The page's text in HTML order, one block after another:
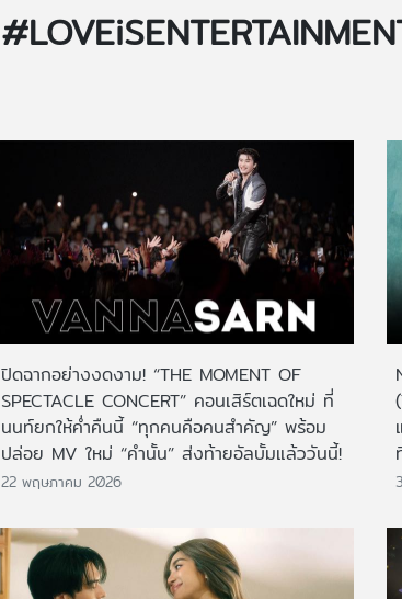
ปิดฉากอย่างงดงาม! “THE MOMENT OF
SPECTACLE CONCERT” คอนเสิร์ตเฉดใหม่ ที่
นนท์ยกให้ค่ำคืนนี้ “ทุกคนคือคนสำคัญ” พร้อม
ปล่อย MV ใหม่ “คำนั้น” ส่งท้ายอัลบั้มแล้ววันนี้!
22 พฤษภาคม 2026